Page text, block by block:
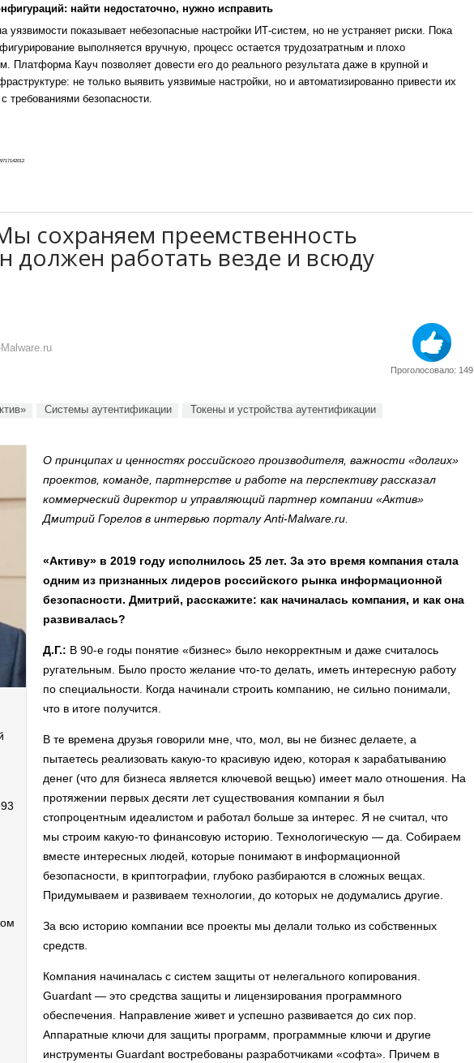
найти недостаточно, нужно исправить
уязвимости показывает небезопасные настройки ИТ-систем, но не устраняет риски. Пока
выполняется вручную, процесс остается трудозатратным и плохо
Платформа Кауч позволяет довести его до реального результата даже в крупной и
не только выявить уязвимые настройки, но и автоматизированно привести их
требованиями безопасности.
сохраняем преемственность
должен работать везде и всюду
Проголосовало: 149
Системы аутентификации Токены и устройства аутентификации
О принципах и ценностях российского производителя, важности «долгих»
проектов, команде, партнерстве и работе на перспективу рассказал
коммерческий директор и управляющий партнер компании «Актив»
Дмитрий Горелов в интервью порталу Anti-Malware.ru.
«Активу» в 2019 году исполнилось 25 лет. За это время компания стала
одним из признанных лидеров российского рынка информационной
безопасности. Дмитрий, расскажите: как начиналась компания, и как она
развивалась?
Д.Г.: В 90-е годы понятие «бизнес» было некорректным и даже считалось
ругательным. Было просто желание что-то делать, иметь интересную работу
по специальности. Когда начинали строить компанию, не сильно понимали,
что в итоге получится.
В те времена друзья говорили мне, что, мол, вы не бизнес делаете, а
пытаетесь реализовать какую-то красивую идею, которая к зарабатыванию
денег (что для бизнеса является ключевой вещью) имеет мало отношения. На
протяжении первых десяти лет существования компании я был
стопроцентным идеалистом и работал больше за интерес. Я не считал, что
мы строим какую-то финансовую историю. Технологическую — да. Собираем
вместе интересных людей, которые понимают в информационной
безопасности, в криптографии, глубоко разбираются в сложных вещах.
Придумываем и развиваем технологии, до которых не додумались другие.
За всю историю компании все проекты мы делали только из собственных
средств.
Компания начиналась с систем защиты от нелегального копирования.
Guardant — это средства защиты и лицензирования программного
обеспечения. Направление живет и успешно развивается до сих пор.
Аппаратные ключи для защиты программ, программные ключи и другие
инструменты Guardant востребованы разработчиками «софта». Причем в